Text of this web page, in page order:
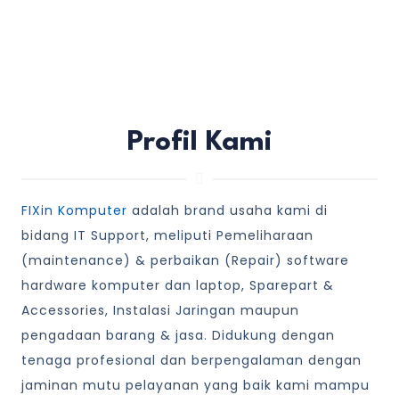
Profil Kami
FIXin Komputer adalah brand usaha kami di
bidang IT Support, meliputi Pemeliharaan
(maintenance) & perbaikan (Repair) software
hardware komputer dan laptop, Sparepart &
Accessories, Instalasi Jaringan maupun
pengadaan barang & jasa. Didukung dengan
tenaga profesional dan berpengalaman dengan
jaminan mutu pelayanan yang baik kami mampu